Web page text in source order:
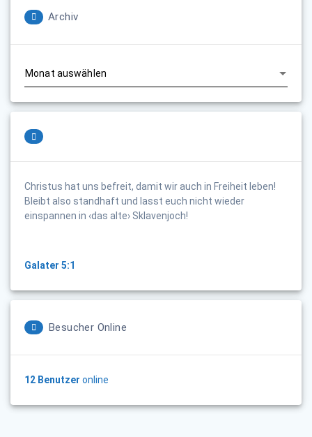
Archiv
Christus hat uns befreit, damit wir auch in Freiheit leben!
Bleibt also standhaft und lasst euch nicht wieder
einspannen in ‹das alte› Sklavenjoch!
Galater 5:1
Besucher Online
12 Benutzer online